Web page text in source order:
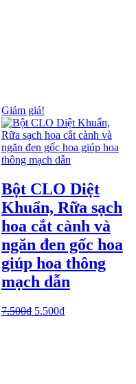
Giảm giá!
Bột CLO Diệt
Khuẩn, Rữa sạch
hoa cắt cành và
ngăn đen gốc hoa
giúp hoa thông
mạch dẫn
7.500₫ 5.500₫